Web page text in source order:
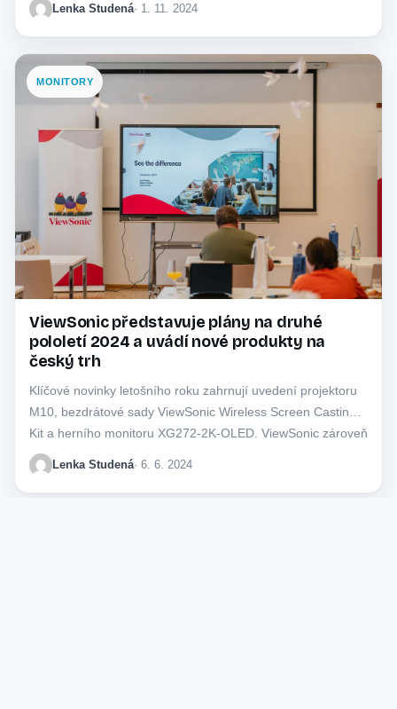
Lenka Studená· 1. 11. 2024
MONITORY
ViewSonic představuje plány na druhé
pololetí 2024 a uvádí nové produkty na
český trh
Klíčové novinky letošního roku zahrnují uvedení projektoru
M10, bezdrátové sady ViewSonic Wireless Screen Casting
Kit a herního monitoru XG272-2K-OLED. ViewSonic zároveň
oznámil…
Lenka Studená· 6. 6. 2024